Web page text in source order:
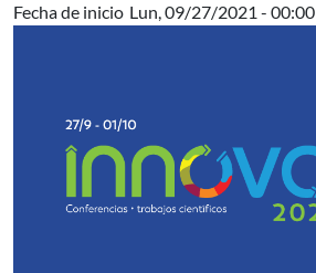
Fecha de inicio Lun, 09/27/2021 - 00:00